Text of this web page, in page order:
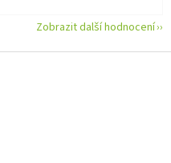
Zobrazit další hodnocení